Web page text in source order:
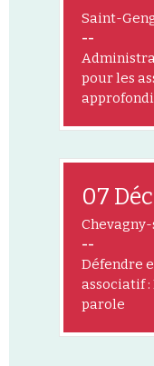
Saint-
--
pour les
07
--
Défendre
associatif
parole